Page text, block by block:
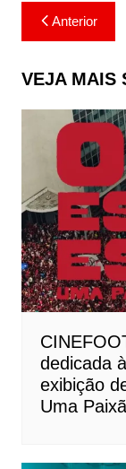
Navegação
de
Post
Anterior
VEJA MAIS
dedicada
exibição
Uma